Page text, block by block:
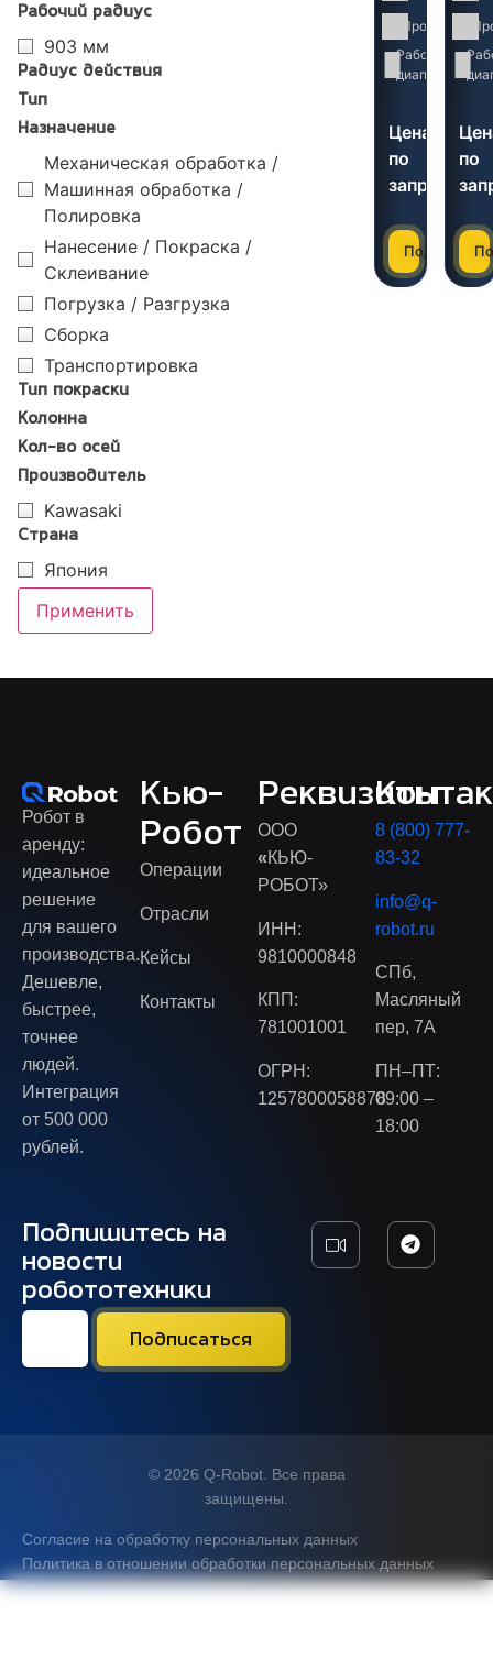
Рабочий радиус
903 мм
Радиус действия
Тип
Назначение
Механическая обработка /
Машинная обработка /
Полировка
Нанесение / Покраска /
Склеивание
Погрузка / Разгрузка
Сборка
Транспортировка
Тип покраски
Колонна
Кол-во осей
Производитель
Kawasaki
Страна
Япония
Применить
Рабочий
диапазон:
903
мм
Цена
по
запросу
Подробнее
по
Робот в
аренду:
идеальное
решение
для вашего
производства.
Дешевле,
быстрее,
точнее
людей.
Интеграция
от 500 000
рублей.
Кью-
Робот
Операции
Отрасли
Кейсы
Контакты
Реквизиты
ООО
«КЬЮ-
РОБОТ»
ИНН:
9810000848
КПП:
781001001
ОГРН:
1257800058878
8 (800) 777-
83-32
info@q-
robot.ru
СПб,
Масляный
пер, 7А
ПН–ПТ:
09:00 –
18:00
Подпишитесь на
новости
робототехники
© 2026 Q-Robot. Все права
защищены.
Согласие на обработку персональных данных
Политика в отношении обработки персональных данных